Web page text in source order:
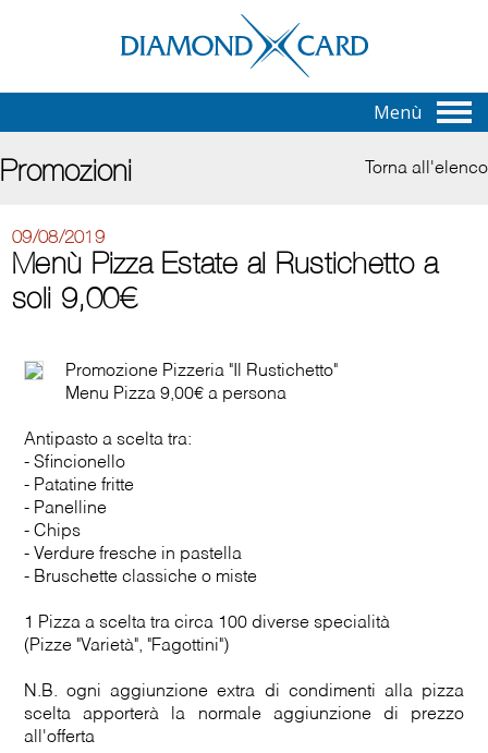
Menù
Promozioni Torna all'elenco
09/08/2019
Menù Pizza Estate al Rustichetto a
soli 9,00€
Promozione Pizzeria "Il Rustichetto"
Menu Pizza 9,00€ a persona
Antipasto a scelta tra:
- Sfincionello
- Patatine fritte
- Panelline
- Chips
- Verdure fresche in pastella
- Bruschette classiche o miste
1 Pizza a scelta tra circa 100 diverse specialità
(Pizze "Varietà", "Fagottini")
N.B. ogni aggiunzione extra di condimenti alla pizza
scelta apporterà la normale aggiunzione di prezzo
all'offerta